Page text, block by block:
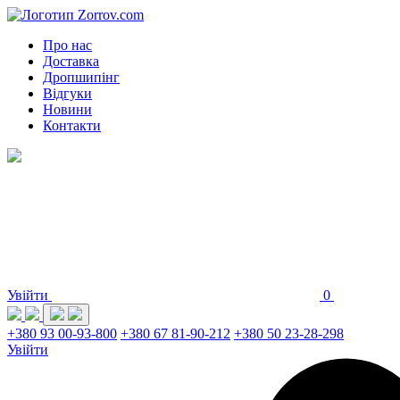
Про нас
Доставка
Дропшипінг
Відгуки
Новини
Контакти
Увійти 0
+380 93 00-93-800 +380 67 81-90-212 +380 50 23-28-298
Увійти